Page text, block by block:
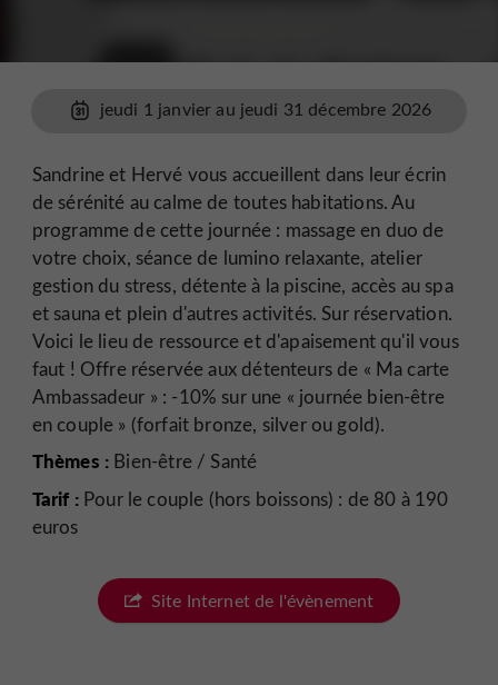
jeudi 1 janvier au jeudi 31 décembre 2026
Sandrine et Hervé vous accueillent dans leur écrin
de sérénité au calme de toutes habitations. Au
programme de cette journée : massage en duo de
votre choix, séance de lumino relaxante, atelier
gestion du stress, détente à la piscine, accès au spa
et sauna et plein d'autres activités. Sur réservation.
Voici le lieu de ressource et d'apaisement qu'il vous
faut ! Offre réservée aux détenteurs de « Ma carte
Ambassadeur » : -10% sur une « journée bien-être
en couple » (forfait bronze, silver ou gold).
Thèmes : Bien-être / Santé
Tarif :Pour le couple (hors boissons) : de 80 à 190
euros
Site Internet de l'évènement